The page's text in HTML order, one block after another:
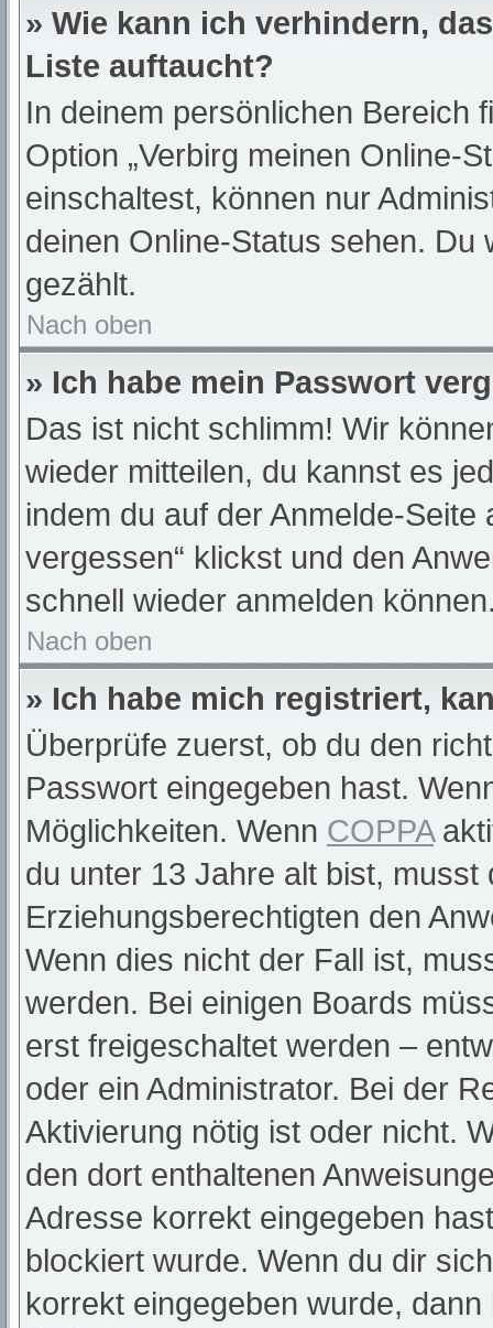
» Wie kann ich verhindern,
Liste auftaucht?
In deinem persönlichen Bereich
Option „Verbirg meinen Online-
einschaltest, können nur
deinen Online-Status sehen.
gezählt.
Nach oben
» Ich habe mein Passwort
Das ist nicht schlimm! Wir
wieder mitteilen, du kannst es
indem du auf der Anmelde-Seite
vergessen“ klickst und den
schnell wieder anmelden
Nach oben
» Ich habe mich registriert,
Überprüfe zuerst, ob du den
Passwort eingegeben hast.
Möglichkeiten. Wenn COPPA
du unter 13 Jahre alt bist,
Erziehungsberechtigten den
Wenn dies nicht der Fall ist,
werden. Bei einigen Boards
erst freigeschaltet werden –
oder ein Administrator. Bei der
Aktivierung nötig ist oder nicht.
den dort enthaltenen
Adresse korrekt eingegeben
blockiert wurde. Wenn du dir
korrekt eingegeben wurde,